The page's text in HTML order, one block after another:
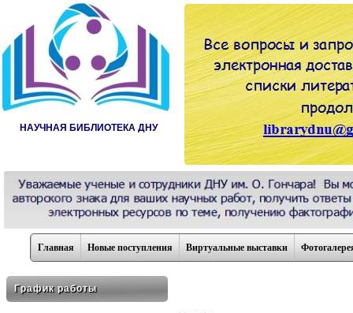
НАУЧНАЯ БИБЛИОТЕКА ДНУ
Главная Новые поступления Виртуальные выставки
График работы